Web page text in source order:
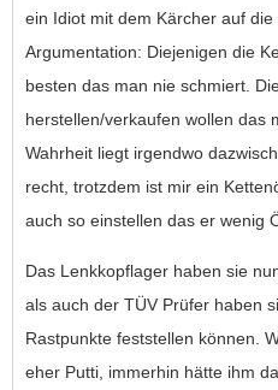
ein Idiot mit dem Kärcher auf
Argumentation: Diejenigen die
besten das man nie schmiert.
herstellen/verkaufen wollen das
Wahrheit liegt irgendwo
recht, trotzdem ist mir ein
auch so einstellen das er wenig
Das Lenkkopflager haben sie
als auch der TÜV Prüfer haben
Rastpunkte feststellen können.
eher Putti, immerhin hätte ihm